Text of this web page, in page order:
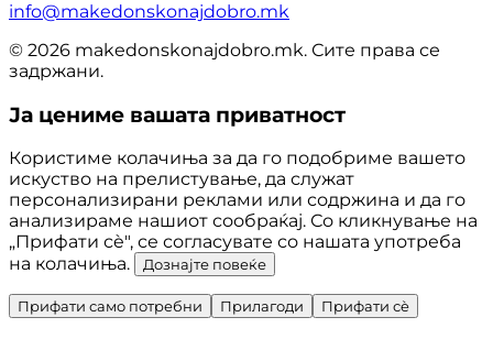
info@makedonskonajdobro.mk
© 2026 makedonskonajdobro.mk. Сите права се
задржани.
Ја цениме вашата приватност
Користиме колачиња за да го подобриме вашето
искуство на прелистување, да служат
персонализирани реклами или содржина и да го
анализираме нашиот сообраќај. Со кликнување на
„Прифати сè", се согласувате со нашата употреба
на колачиња.
Дознајте повеќе
Прифати само потребни Прилагоди Прифати сè